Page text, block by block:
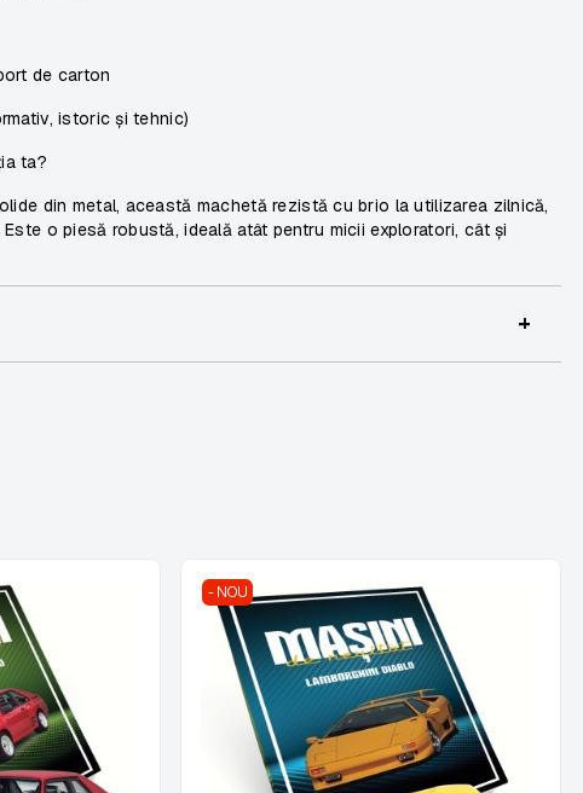
de carton
istoric și tehnic)
ta?
din metal, această machetă rezistă cu brio la utilizarea zilnică,
o piesă robustă, ideală atât pentru micii exploratori, cât și
+
NOU